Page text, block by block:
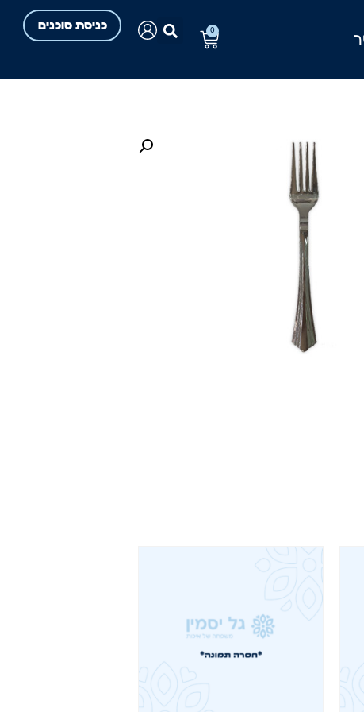
כניסת סוכנים 0